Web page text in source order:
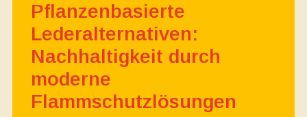
Pflanzenbasierte
Lederalternativen:
Nachhaltigkeit durch
moderne
Flammschutzlösungen